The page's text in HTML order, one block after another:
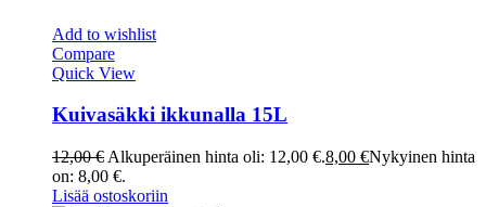
Add to wishlist
Compare
Quick View
Kuivasäkki ikkunalla 15L
12,00€ Alkuperäinen hinta oli: 12,00 €.8,00 €Nykyinen hinta
on: 8,00 €.
Lisää ostoskoriin